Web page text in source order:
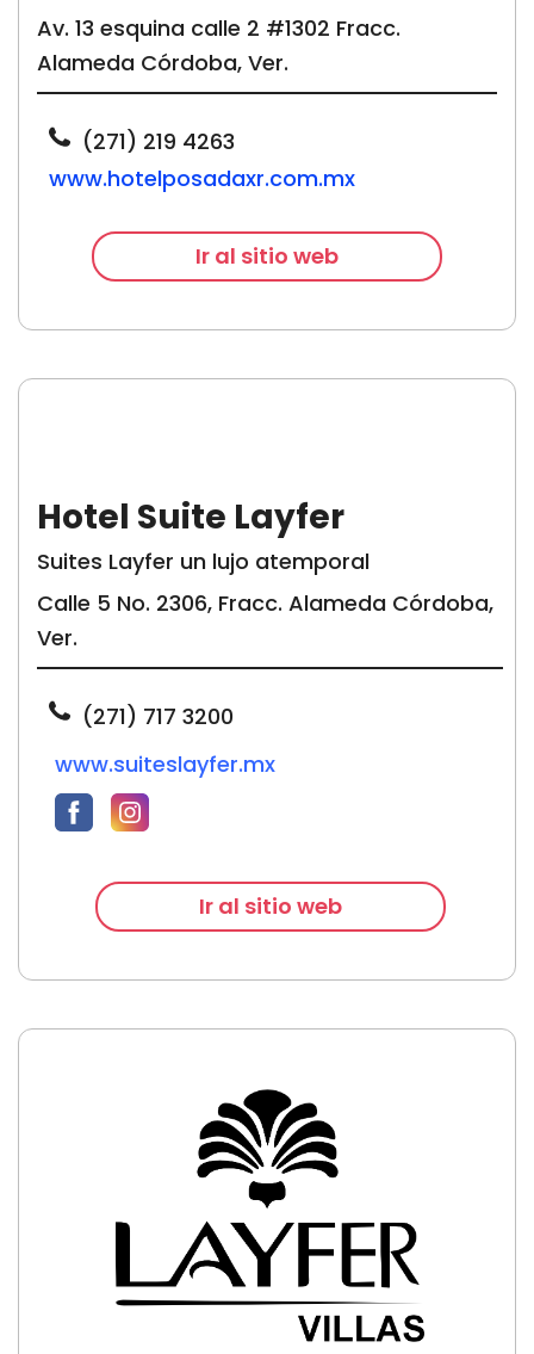
Av. 13 esquina calle 2 #1302 Fracc.
Alameda Córdoba, Ver.
(271) 219 4263
www.hotelposadaxr.com.mx
Ir al sitio web
Hotel Suite Layfer
Suites Layfer un lujo atemporal
Calle 5 No. 2306, Fracc. Alameda Córdoba,
Ver.
(271) 717 3200
www.suiteslayfer.mx
Ir al sitio web